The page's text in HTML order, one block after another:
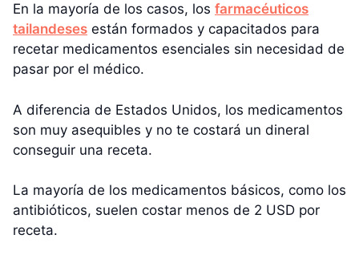
En la mayoría de los casos, los farmacéuticos
tailandeses están formados y capacitados para
recetar medicamentos esenciales sin necesidad de
pasar por el médico.
A diferencia de Estados Unidos, los medicamentos
son muy asequibles y no te costará un dineral
conseguir una receta.
La mayoría de los medicamentos básicos, como los
antibióticos, suelen costar menos de 2 USD por
receta.